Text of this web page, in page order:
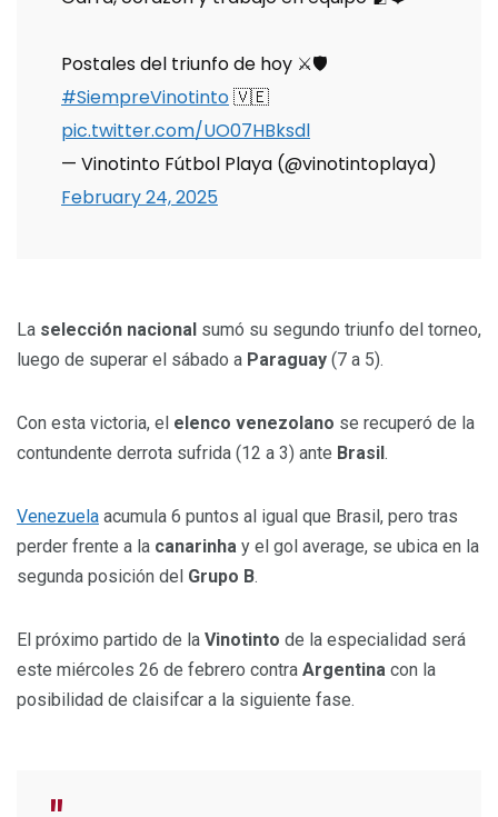
Postales del triunfo de hoy ⚔️🛡️
#SiempreVinotinto🇻🇪
pic.twitter.com/UO07HBksdl
— Vinotinto Fútbol Playa (@vinotintoplaya)
February 24, 2025
La selección nacional sumó su segundo triunfo del torneo,
luego de superar el sábado a Paraguay (7 a 5).
Con esta victoria, el elenco venezolano se recuperó de la
contundente derrota sufrida (12 a 3) ante Brasil .
Venezuela acumula 6 puntos al igual que Brasil, pero tras
perder frente a la canarinha y el gol average, se ubica en la
segunda posición del Grupo B.
El próximo partido de la Vinotinto de la especialidad será
este miércoles 26 de febrero contra Argentina con la
posibilidad de claisifcar a la siguiente fase.